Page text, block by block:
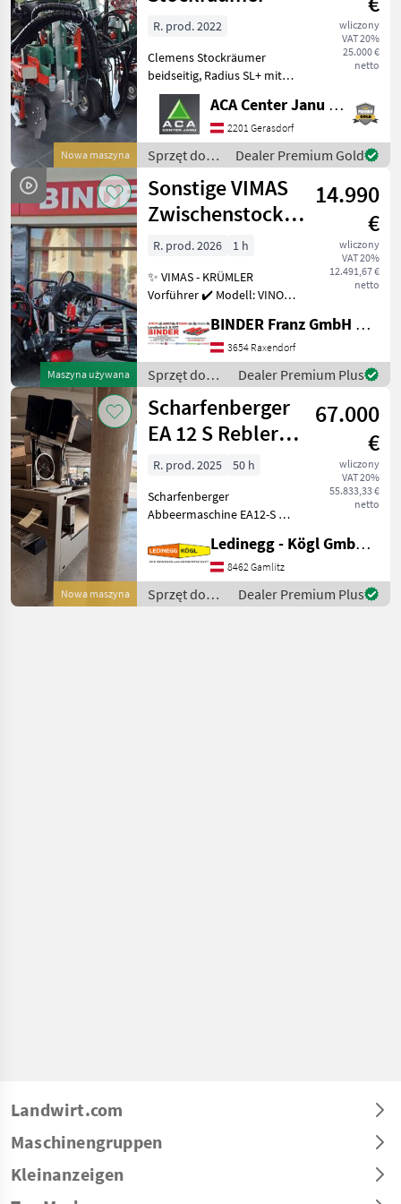
Nowa maszyna
wliczony
VAT 20%
25.000 €
netto
R. prod. 2022
Clemens Stockräumer
beidseitig, Radius SL+ mit
Zinkenkreisel, SB 2
Geräteträger, Aushub
hydraulisch Links und
Rechts, Arbeitsbreite 2400 -
3400 mm, inkl. Ventilblock
ACA Center Janu GmbH
2201 Gerasdorf
Sprzęt do
uprawy
winorośli /
Clemens
Dealer Premium Gold
Maszyna używana
Sonstige VIMAS
Zwischenstock-
KRÜMLER
14.990
€
wliczony
VAT 20%
12.491,67 €
netto
R. prod. 2026
1 h
✨ VIMAS - KRÜMLER
Vorführer ✔️ Modell: VINO -
serienmäßiger Ausführung
✔️ Heckanbau - einseitig ✔️
Hohe
Arbeitsgeschwindigkeit bis
zu 5, 5
BINDER Franz GmbH & CoKG
3654 Raxendorf
Sprzęt do
uprawy
winorośli /
Sonstige
Dealer Premium Plus
Nowa maszyna
Scharfenberger
EA 12 S Rebler +
Rollensortierer
67.000
€
wliczony
VAT 20%
55.833,33 €
netto
R. prod. 2025
50 h
Scharfenberger
Abbeermaschine EA12-S mit
Quetschwalze – Präzision
und Flexibilität für die
Traubenverarbeitung -
Vorführmaschine
Ledinegg - Kögl GmbH - Obst- und Weinbautechnik
8462 Gamlitz
Sprzęt do
uprawy
Dealer Premium Plus
Landwirt.com
Maschinengruppen
Kleinanzeigen